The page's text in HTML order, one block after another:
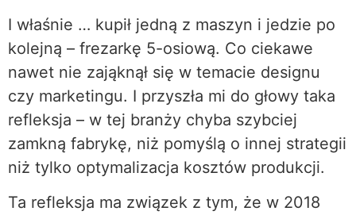
I właśnie … kupił jedną z maszyn i jedzie po
kolejną – frezarkę 5-osiową. Co ciekawe
nawet nie zająknął się w temacie designu
czy marketingu. I przyszła mi do głowy taka
refleksja – w tej branży chyba szybciej
zamkną fabrykę, niż pomyślą o innej strategii
niż tylko optymalizacja kosztów produkcji.
Ta refleksja ma związek z tym, że w 2018